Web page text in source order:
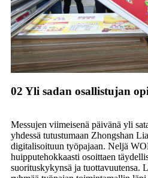
02 Yli sadan osallistujan
Messujen viimeisenä päivänä yli
yhdessä tutustumaan Zhongshan
digitalisoituun työpajaan. Neljä
huipputehokkaasti osoittaen
suorituskykynsä ja tuottavuutensa.